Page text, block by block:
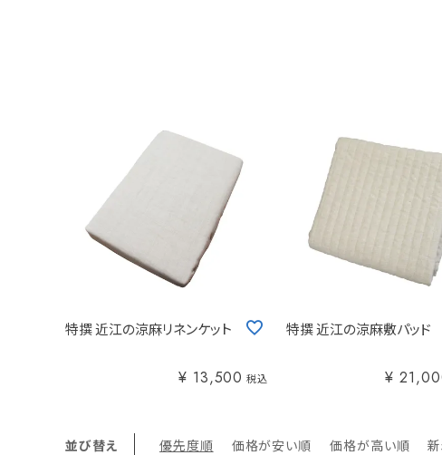
特撰 近江の涼麻リネンケット
¥ 13,500 税込
特撰 近江の涼麻敷パッド
¥
並び替え 優先度順 価格が安い順 価格が高い順